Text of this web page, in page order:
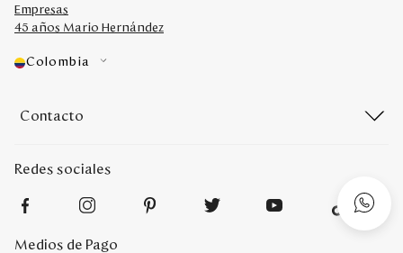
Empresas
45 años Mario Hernández
Colombia
Contacto
Redes sociales
Medios de Pago